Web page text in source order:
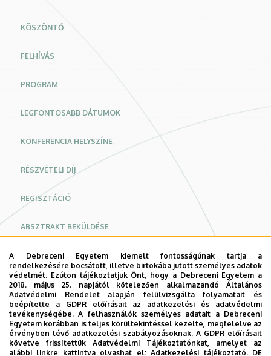
KÖSZÖNTŐ
FELHÍVÁS
PROGRAM
LEGFONTOSABB DÁTUMOK
KONFERENCIA HELYSZÍNE
RÉSZVÉTELI DÍJ
REGISZTÁCIÓ
ABSZTRAKT BEKÜLDÉSE
KAPCSOLAT
ADATKEZELÉSI TÁJÉKOZTATÓ
X. Juhász Zsuzsa Szakdolgozói
Konferencia
A Debreceni Egyetem kiemelt fontosságúnak tartja a
rendelkezésére bocsátott, illetve birtokába jutott személyes adatok
védelmét. Ezúton tájékoztatjuk Önt, hogy a Debreceni Egyetem a
2018. május 25. napjától kötelezően alkalmazandó Általános
Adatvédelmi Rendelet alapján felülvizsgálta folyamatait és
beépítette a GDPR előírásait az adatkezelési és adatvédelmi
tevékenységébe. A felhasználók személyes adatait a Debreceni
Egyetem korábban is teljes körültekintéssel kezelte, megfelelve az
érvényben lévő adatkezelési szabályozásoknak. A GDPR előírásait
követve frissítettük Adatvédelmi Tájékoztatónkat, amelyet az
alábbi linkre kattintva olvashat el:Adatkezelési tájékoztató. DE